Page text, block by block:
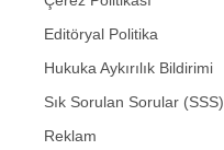
Editöryal Politika
Hukuka Aykırılık Bildirimi
Sık Sorulan Sorular (SSS)
Reklam